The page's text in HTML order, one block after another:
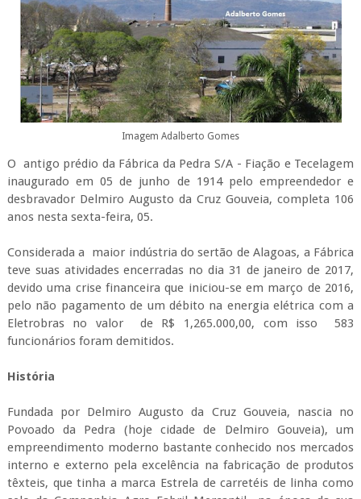
Imagem Adalberto Gomes
O antigo prédio da Fábrica da Pedra S/A - Fiação e Tecelagem
inaugurado em 05 de junho de 1914 pelo empreendedor e
desbravador Delmiro Augusto da Cruz Gouveia, completa 106
anos nesta sexta-feira, 05.
Considerada a maior indústria do sertão de Alagoas, a Fábrica
teve suas atividades encerradas no dia 31 de janeiro de 2017,
devido uma crise financeira que iniciou-se em março de 2016,
pelo não pagamento de um débito na energia elétrica com a
Eletrobras no valor de R$ 1,265.000,00, com isso 583
funcionários foram demitidos.
História
Fundada por Delmiro Augusto da Cruz Gouveia, nascia no
Povoado da Pedra (hoje cidade de Delmiro Gouveia), um
empreendimento moderno bastante conhecido nos mercados
interno e externo pela excelência na fabricação de produtos
têxteis, que tinha a marca Estrela de carretéis de linha como